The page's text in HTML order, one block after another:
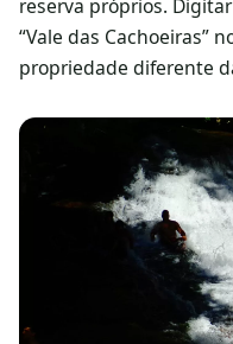
reserva próprios.
“Vale das Cachoeiras”
propriedade diferente